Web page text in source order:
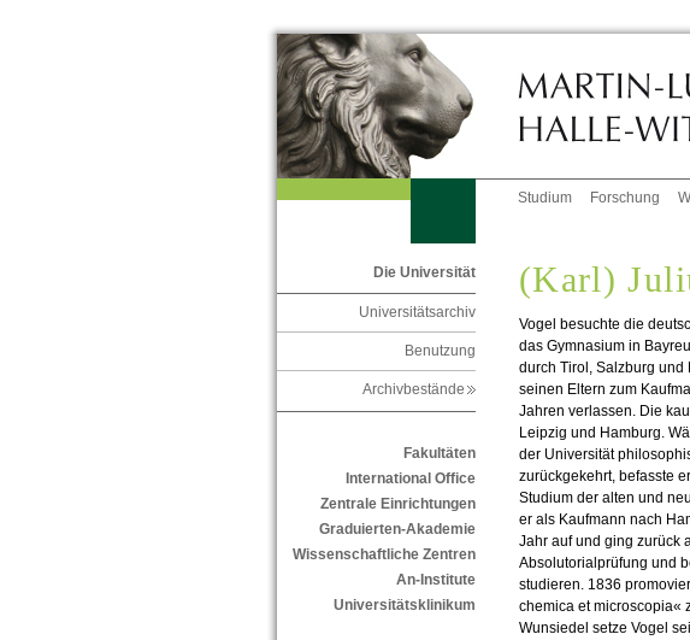
Studium Forschung
Die Universität
Universitätsarchiv
Benutzung
Archivbestände
Fakultäten
International Office
Zentrale Einrichtungen
Graduierten-Akademie
Wissenschaftliche Zentren
An-Institute
Universitätsklinikum
(Karl)
Vogel besuchte die
das Gymnasium in
durch Tirol, Salzburg und
seinen Eltern zum
Jahren verlassen. Die
Leipzig und Hamburg.
der Universität
zurückgekehrt, befasste
Studium der alten und
er als Kaufmann nach
Jahr auf und ging zurück
Absolutorialprüfung und
studieren. 1836
chemica et microscopia«
Wunsiedel setze Vogel